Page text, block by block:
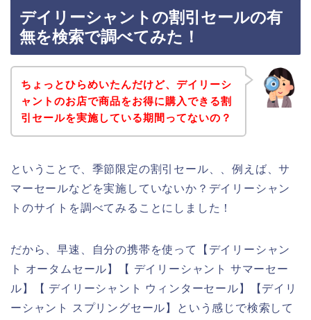
デイリーシャントの割引セールの有
無を検索で調べてみた！
ちょっとひらめいたんだけど、デイリーシ
ャントのお店で商品をお得に購入できる割
引セールを実施している期間ってないの？
ということで、季節限定の割引セール、、例えば、サ
マーセールなどを実施していないか？デイリーシャン
トのサイトを調べてみることにしました！
だから、早速、自分の携帯を使って【デイリーシャン
ト オータムセール】【 デイリーシャント サマーセー
ル】【 デイリーシャント ウィンターセール】【デイリ
ーシャント スプリングセール】という感じで検索して